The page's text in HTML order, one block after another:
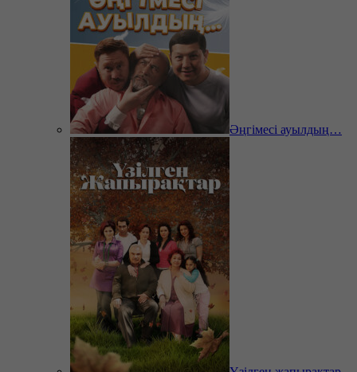
Әңгімесі ауылдың…